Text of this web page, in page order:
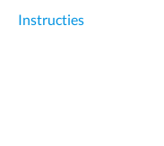
Instructies